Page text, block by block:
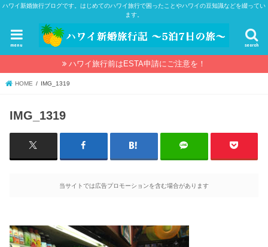
ハワイ新婚旅行ブログです。はじめてのハワイ旅行で困ったことやハワイの豆知識などを綴ってい
ます。
search
menu
ハワイ旅行前はESTA申請にご注意を！
HOME IMG_1319
IMG_1319
当サイトでは広告プロモーションを含む場合があります